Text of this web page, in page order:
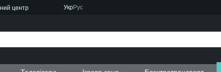
центр
УкрРус